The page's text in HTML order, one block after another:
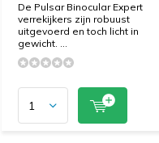
De Pulsar Binocular Expert
verrekijkers zijn robuust
uitgevoerd en toch licht in
gewicht. ...